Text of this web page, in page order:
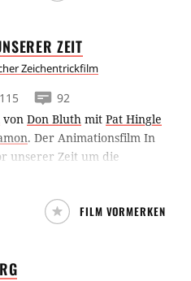
ZEIT
Zeichentrickfilm
115
92
von Don Bluth mit Pat Hingle
. Der Animationsfilm In
unserer Zeit um die
Petrie und Spike ist ein
Genres.FILM VORMERKEN